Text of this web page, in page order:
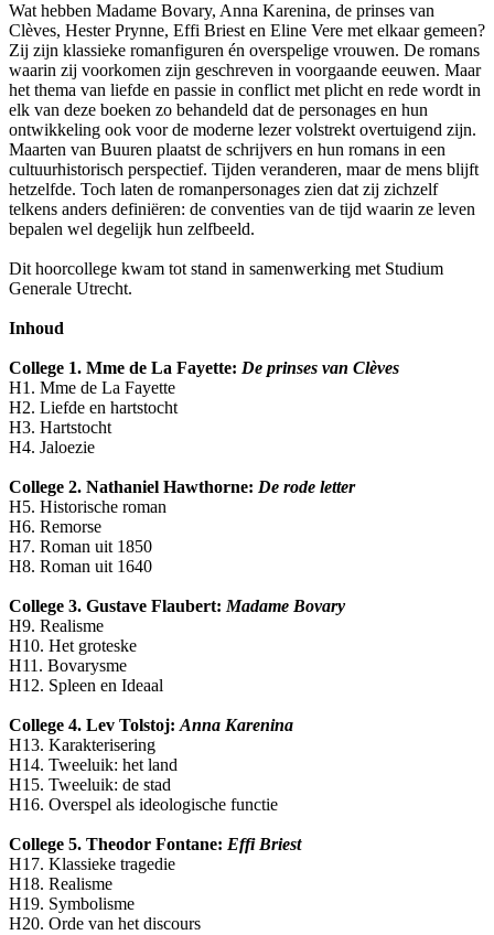
Wat hebben Madame Bovary, Anna Karenina, de prinses van
Clèves, Hester Prynne, Effi Briest en Eline Vere met elkaar gemeen?
Zij zijn klassieke romanfiguren én overspelige vrouwen. De romans
waarin zij voorkomen zijn geschreven in voorgaande eeuwen. Maar
het thema van liefde en passie in conflict met plicht en rede wordt in
elk van deze boeken zo behandeld dat de personages en hun
ontwikkeling ook voor de moderne lezer volstrekt overtuigend zijn.
Maarten van Buuren plaatst de schrijvers en hun romans in een
cultuurhistorisch perspectief. Tijden veranderen, maar de mens blijft
hetzelfde. Toch laten de romanpersonages zien dat zij zichzelf
telkens anders definiëren: de conventies van de tijd waarin ze leven
bepalen wel degelijk hun zelfbeeld.
Dit hoorcollege kwam tot stand in samenwerking met Studium
Generale Utrecht.
Inhoud
College 1. Mme de La Fayette: De prinses van Clèves
H1. Mme de La Fayette
H2. Liefde en hartstocht
H3. Hartstocht
H4. Jaloezie
College 2. Nathaniel Hawthorne: De rode letter
H5. Historische roman
H6. Remorse
H7. Roman uit 1850
H8. Roman uit 1640
College 3. Gustave Flaubert: Madame Bovary
H9. Realisme
H10. Het groteske
H11. Bovarysme
H12. Spleen en Ideaal
College 4. Lev Tolstoj: Anna Karenina
H13. Karakterisering
H14. Tweeluik: het land
H15. Tweeluik: de stad
H16. Overspel als ideologische functie
College 5. Theodor Fontane: Effi Briest
H17. Klassieke tragedie
H18. Realisme
H19. Symbolisme
H20. Orde van het discours